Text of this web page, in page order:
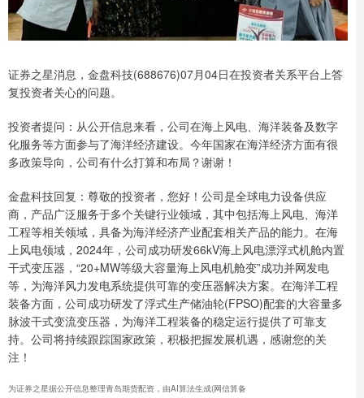
证券之星消息，金盘科技(688676)07月04日在投资者关系平台上答
复投资者关心的问题。
投资者提问：从公开信息来看，公司在海上风电、海洋装备及数字
化服务等方面参与了海洋经济建设。今年国家在海洋经济方面有很
多政策导向，公司有什么打算和布局？谢谢！
金盘科技回复：尊敬的投资者，您好！公司是全球电力设备供应
商，产品广泛服务于多个关键行业领域，其中包括海上风电、海洋
工程等相关领域，具备为海洋经济产业配套相关产品的能力。在海
上风电领域，2024年，公司成功研发66kV海上风电漂浮式机舱内置
干式变压器，“20+MW等级大容量海上风电机舱变”成功并网发电
等，为海洋风力发电系统提供可靠的变压器解决方案。在海洋工程
装备方面，公司成功研发了浮式生产储油轮(FPSO)配套的大容量多
脉波干式变流变压器，为海洋工程装备的稳定运行提供了可靠支
持。公司将持续跟踪国家政策，积极把握发展机遇，感谢您的关
注！
为证券之星据公开信息整理青岛期货配资，由AI算法生成(网信算备